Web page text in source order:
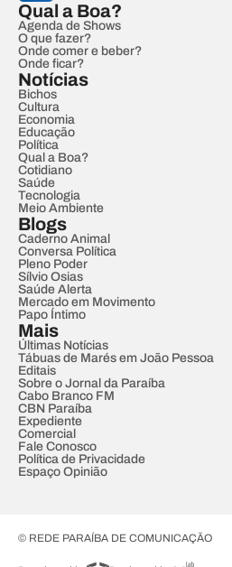
Qual a Boa?
Agenda de Shows
O que fazer?
Onde comer e beber?
Onde ficar?
Notícias
Bichos
Cultura
Economia
Educação
Política
Qual a Boa?
Cotidiano
Saúde
Tecnologia
Meio Ambiente
Blogs
Caderno Animal
Conversa Política
Pleno Poder
Sílvio Osias
Saúde Alerta
Mercado em Movimento
Papo Íntimo
Mais
Últimas Notícias
Tábuas de Marés em João Pessoa
Editais
Sobre o Jornal da Paraíba
Cabo Branco FM
CBN Paraíba
Expediente
Comercial
Fale Conosco
Política de Privacidade
Espaço Opinião
© REDE PARAÍBA DE COMUNICAÇÃO